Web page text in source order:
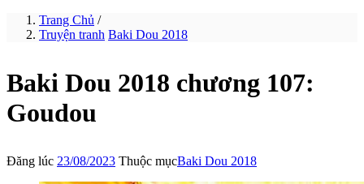
Trang Chủ /
Truyện tranh Baki Dou 2018
Baki Dou 2018 chương 107:
Goudou
Đăng lúc 23/08/2023 Thuộc mụcBaki Dou 2018